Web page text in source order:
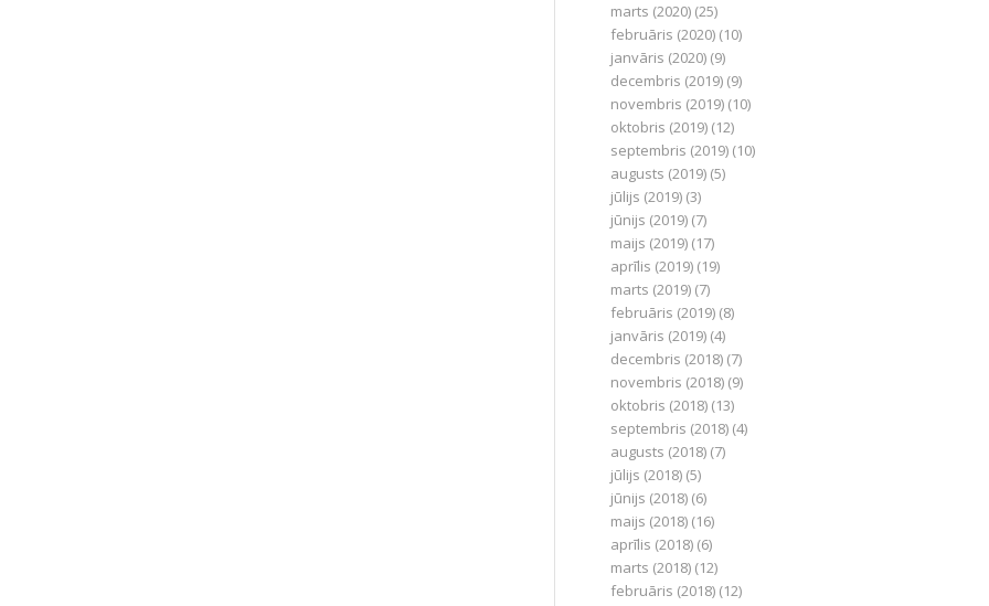
marts (2020) (25)
februāris (2020) (10)
janvāris (2020) (9)
decembris (2019) (9)
novembris (2019) (10)
oktobris (2019) (12)
septembris (2019) (10)
augusts (2019) (5)
jūlijs (2019) (3)
jūnijs (2019) (7)
maijs (2019) (17)
aprīlis (2019) (19)
marts (2019) (7)
februāris (2019) (8)
janvāris (2019) (4)
decembris (2018) (7)
novembris (2018) (9)
oktobris (2018) (13)
septembris (2018) (4)
augusts (2018) (7)
jūlijs (2018) (5)
jūnijs (2018) (6)
maijs (2018) (16)
aprīlis (2018) (6)
marts (2018) (12)
februāris (2018) (12)